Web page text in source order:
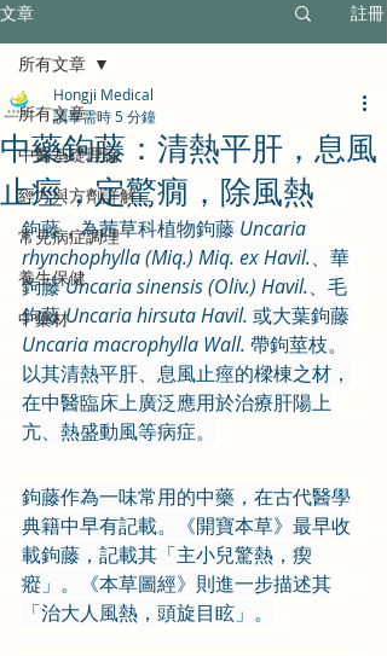
文章 註冊
所有文章
中醫基礎理論
經方與方劑詳解
常見病症調理
養生保健
中藥材
所有文章
中藥鉤藤：清熱平肝，息風
止痙，定驚癇，除風熱
Hongji Medical
讀畢需時 5 分鐘
鉤藤，為茜草科植物鉤藤 Uncaria
rhynchophylla (Miq.) Miq. ex Havil.、華
鉤藤 Uncaria sinensis (Oliv.) Havil.、毛
鉤藤 Uncaria hirsuta Havil. 或大葉鉤藤
Uncaria macrophylla Wall. 帶鉤莖枝。
以其清熱平肝、息風止痙的樑棟之材，
在中醫臨床上廣泛應用於治療肝陽上
亢、熱盛動風等病症。
鉤藤作為一味常用的中藥，在古代醫學
典籍中早有記載。《開寶本草》最早收
載鉤藤，記載其「主小兒驚熱，瘈
瘲」。《本草圖經》則進一步描述其
「治大人風熱，頭旋目眩」。